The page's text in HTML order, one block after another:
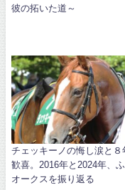
彼の拓いた道～
チェッキーノの悔し涙と８
歓喜。2016年と2024年、
オークスを振り返る